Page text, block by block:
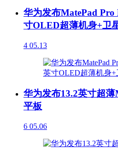
华为发布MatePad
寸OLED超薄机身+卫
4 05.13
华为发布13.2英寸超
平板
6 05.06